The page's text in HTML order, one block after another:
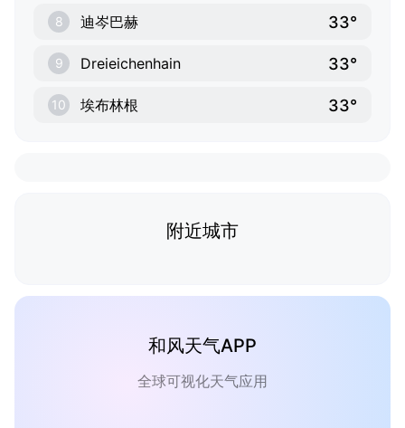
8 迪岑巴赫 33°
9 Dreieichenhain 33°
10 埃布林根 33°
附近城市
和风天气APP
全球可视化天气应用